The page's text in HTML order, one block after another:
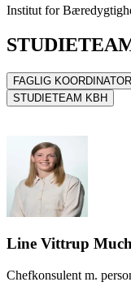
Institut for
FAGLIG KOORDINATOR
STUDIETEAM KBH
Line Vittrup
Chefkonsulent m.